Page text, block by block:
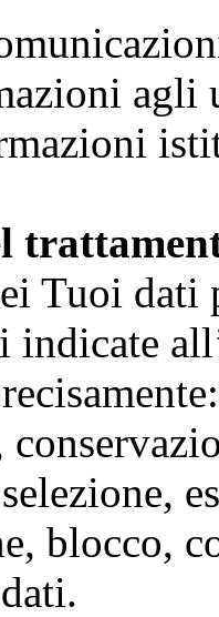
agli
Tuoi dati
indicate
blocco,